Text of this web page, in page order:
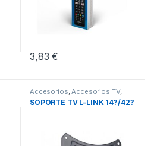
3,83€
Accesorios,Accesorios TV,
Imagen y Sonido
SOPORTE TV L-LINK 14?/42?